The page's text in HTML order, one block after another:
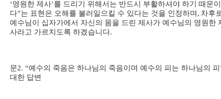
‘영원한 제사’를 드리기 위해서는 반드시 부활하셔야 하기 때문이
다”는 표현은 오해를 불러일으킬 수 있다는 것을 인정하며 , 차후
예수님이 십자가에서 자신의 몸을 드린 제사가 예수님의 영원한
사라고 가르치도록 하겠습니다.
문2. “예수의 죽음은 하나님의 죽음이며 예수의 피는 하나님의 피
대한 답변